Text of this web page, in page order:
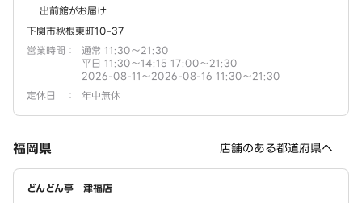
出前館がお届け
下関市秋根東町10-37
営業時間 ：
通常 11:30～21:30
平日 11:30～14:15 17:00～21:30
2026-08-11～2026-08-16 11:30～21:30
定休日
： 年中無休
福岡県 店舗のある都道府県へ
どんどん亭 津福店